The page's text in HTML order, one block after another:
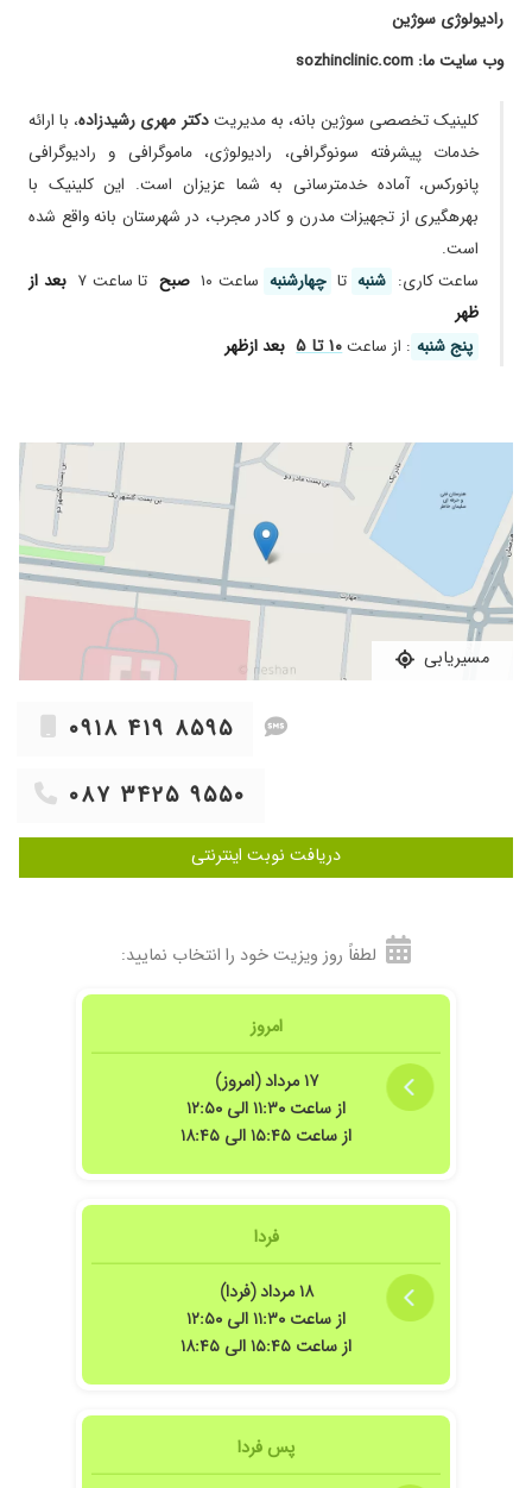
سونوگرافی های بانه هستن ایشون
خیلی عالی
عالی و درست ۱۴۰۵/۰۴/۲۴
دکتر خوبی است ۱۴۰۳/۱۲/۳۰
۱۴۰۳/۱۰/۲۶
۱۴۰۴/۰۳/۰۵
خانمێکی زۆر ڕێکوپێک و مێهرەبانە️ ۱۴۰۴/۰۷/۰۵
خوب بود
رادیولوژی سوژین
وب سایت ما: sozhinclinic.com
کلینیک تخصصی سوژین بانه، به مدیریتدکتر مهری رشیدزاده، با ارائه
خدمات پیشرفته سونوگرافی، رادیولوژی، ماموگرافی و رادیوگرافی
پانورکس، آماده خدمترسانی به شما عزیزان است. این کلینیک با
بهرهگیری از تجهیزات مدرن و کادر مجرب، در شهرستان بانه واقع شده
است.
ساعت کاری: شنبه تا چهارشنبه ساعت ۱۰ صبح تا ساعت ۷
بعد از
ظهر
پنج شنبه : از ساعت۱۰ تا ۵ بعد ازظهر
مسیریابی
۰۹۱۸ ۴۱۹ ۸۵۹۵
۰۸۷ ۳۴۲۵ ۹۵۵۰
دریافت نوبت اینترنتی
لطفاً روز ویزیت خود را انتخاب نمایید:
امروز
۱۷ مرداد (امروز)
از ساعت ۱۱:۳۰ الی ۱۲:۵۰
از ساعت ۱۵:۴۵ الی ۱۸:۴۵
فردا
۱۸ مرداد (فردا)
از ساعت ۱۱:۳۰ الی ۱۲:۵۰
از ساعت ۱۵:۴۵ الی ۱۸:۴۵
پس فردا